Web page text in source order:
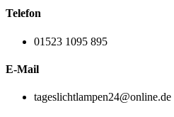
Telefon
01523 1095 895
E-Mail
tageslichtlampen24@online.de